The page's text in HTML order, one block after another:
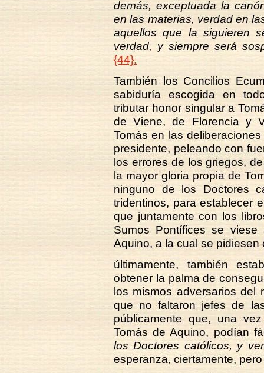
demás, exceptuada la
en las materias, verdad en
aquellos que la siguieren
verdad, y siempre será
{44}.
También los Concilios
sabiduría escogida en
tributar honor singular a
de Viene, de Florencia y
Tomás en las
presidente, peleando con
los errores de los griegos,
la mayor gloria propia de
ninguno de los Doctores
tridentinos, para establecer
que juntamente con los
Sumos Pontífices se
Aquino, a la cual se
últimamente, también
obtener la palma de
los mismos adversarios del
que no faltaron jefes de
públicamente que, una
Tomás de Aquino, podían
los Doctores católicos, y
esperanza, ciertamente,